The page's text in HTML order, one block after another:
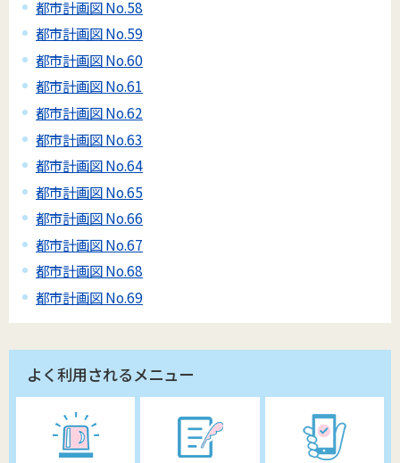
都市計画図 No.58
都市計画図 No.59
都市計画図 No.60
都市計画図 No.61
都市計画図 No.62
都市計画図 No.63
都市計画図 No.64
都市計画図 No.65
都市計画図 No.66
都市計画図 No.67
都市計画図 No.68
都市計画図 No.69
よく利用されるメニュー